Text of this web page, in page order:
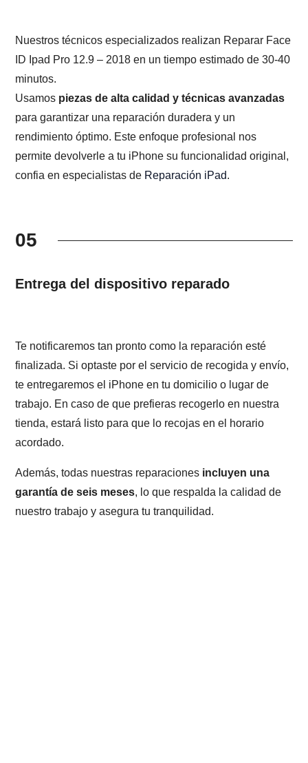
Nuestros técnicos especializados realizan Reparar Face
ID Ipad Pro 12.9 – 2018 en un tiempo estimado de 30-40
minutos.
Usamos piezas de alta calidad y técnicas avanzadas
para garantizar una reparación duradera y un
rendimiento óptimo. Este enfoque profesional nos
permite devolverle a tu iPhone su funcionalidad original,
confia en especialistas de Reparación iPad.
05
Entrega del dispositivo reparado
Te notificaremos tan pronto como la reparación esté
finalizada. Si optaste por el servicio de recogida y envío,
te entregaremos el iPhone en tu domicilio o lugar de
trabajo. En caso de que prefieras recogerlo en nuestra
tienda, estará listo para que lo recojas en el horario
acordado.
Además, todas nuestras reparaciones incluyen una
garantía de seis meses, lo que respalda la calidad de
nuestro trabajo y asegura tu tranquilidad.